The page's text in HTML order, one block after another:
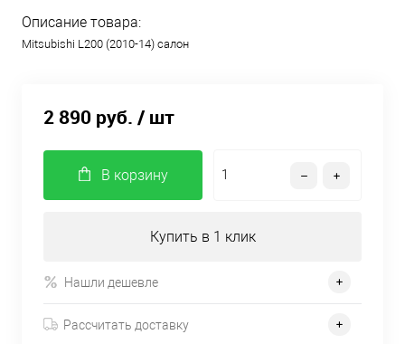
Описание товара:
Mitsubishi L200 (2010-14) салон
2 890 руб. / шт
В корзину
Купить в 1 клик
Нашли дешевле
Рассчитать доставку